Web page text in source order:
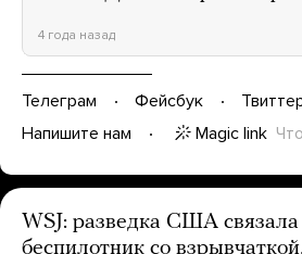
4 года назад
Телеграм Фейсбук
Напишите нам
Magic link
WSJ: разведка США связала
беспилотник со